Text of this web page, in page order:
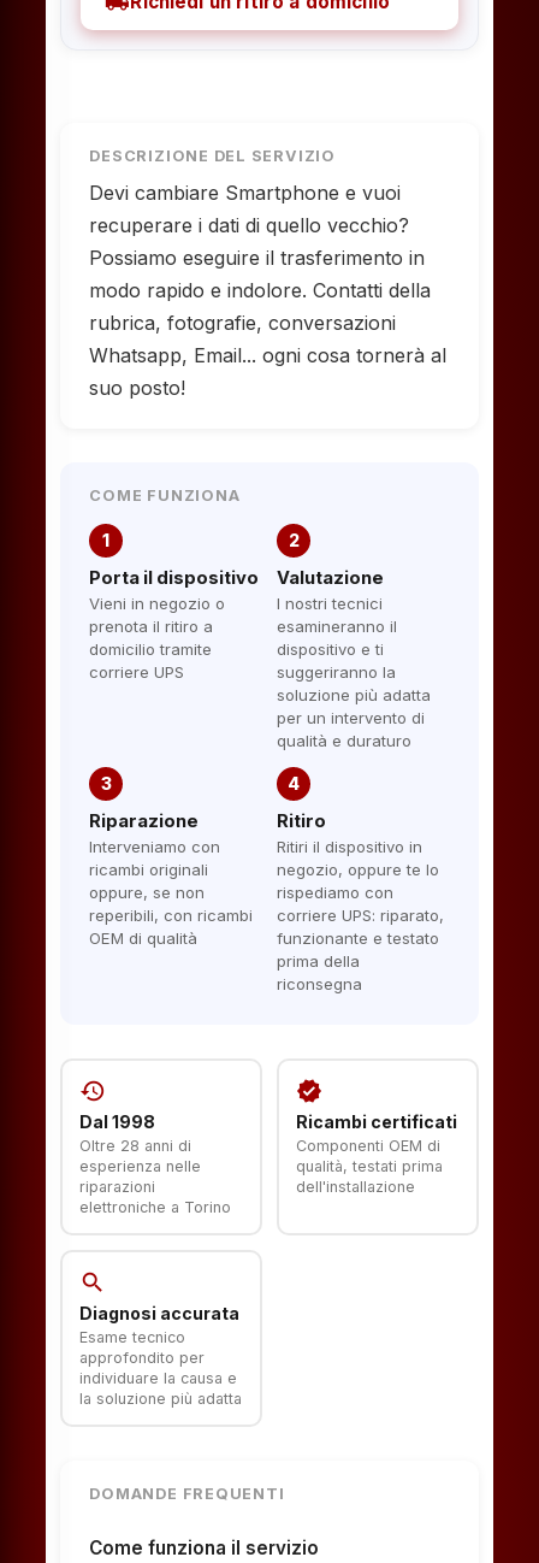
DESCRIZIONE DEL SERVIZIO
Devi cambiare Smartphone e vuoi
recuperare i dati di quello vecchio?
Possiamo eseguire il trasferimento in
modo rapido e indolore. Contatti della
rubrica, fotografie, conversazioni
Whatsapp, Email... ogni cosa tornerà al
suo posto!
COME FUNZIONA
1
Porta il dispositivo
Vieni in negozio o
prenota il ritiro a
domicilio tramite
corriere UPS
2
Valutazione
I nostri tecnici
esamineranno il
dispositivo e ti
suggeriranno la
soluzione più adatta
per un intervento di
qualità e duraturo
3
Riparazione
Interveniamo con
ricambi originali
oppure, se non
reperibili, con ricambi
OEM di qualità
4
Ritiro
Ritiri il dispositivo in
negozio, oppure te lo
rispediamo con
corriere UPS: riparato,
funzionante e testato
prima della
riconsegna
history
Dal 1998
Oltre 28 anni di
esperienza nelle
riparazioni
elettroniche a Torino
verified
Ricambi certificati
Componenti OEM di
qualità, testati prima
dell'installazione
search
Diagnosi accurata
Esame tecnico
approfondito per
individuare la causa e
la soluzione più adatta
DOMANDE FREQUENTI
Come funziona il servizio